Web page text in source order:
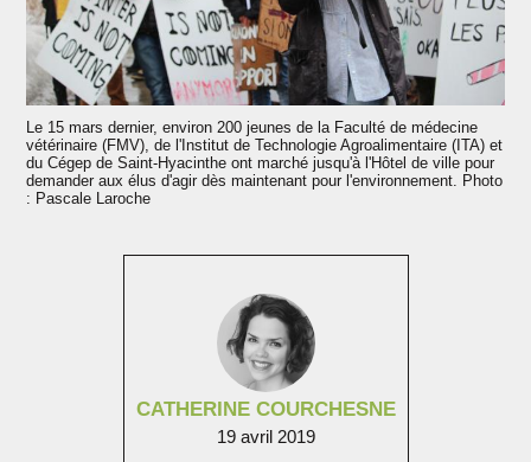
CATHERINE COURCHESNE
19 avril 2019
Le 15 mars dernier, environ 200 jeunes de la Faculté de médecine
vétérinaire (FMV), de l'Institut de Technologie Agroalimentaire (ITA) et
du Cégep de Saint-Hyacinthe ont marché jusqu'à l'Hôtel de ville pour
demander aux élus d'agir dès maintenant pour l'environnement. Photo
: Pascale Laroche